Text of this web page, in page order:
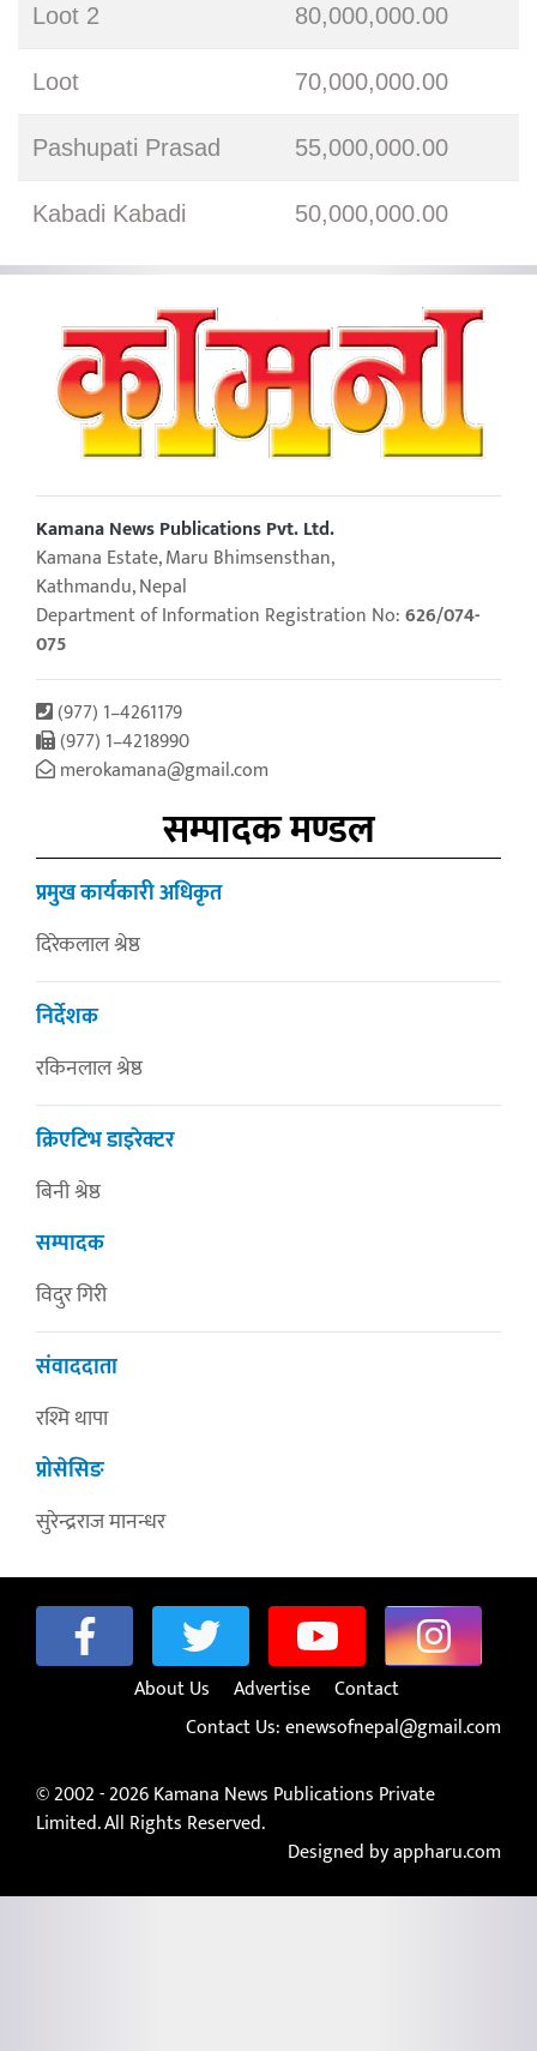
Loot 2 80,000,000.00
Loot 70,000,000.00
Pashupati Prasad 55,000,000.00
Kabadi Kabadi 50,000,000.00
Kamana News Publications Pvt. Ltd.
Kamana Estate, Maru Bhimsensthan,
Kathmandu, Nepal
Department of Information Registration No:626/074-
075
(977) 1–4261179
(977) 1–4218990
merokamana@gmail.com
सम्पादक मण्डल
प्रमुख कार्यकारी अधिकृत
दिरेकलाल श्रेष्ठ
निर्देशक
रकिनलाल श्रेष्ठ
क्रिएटिभ डाइरेक्टर
बिनी श्रेष्ठ
सम्पादक
विदुर गिरी
संवाददाता
रश्मि थापा
प्रोसेसिङ
सुरेन्द्रराज मानन्धर
About Us Advertise
Contact
Contact Us:enewsofnepal@gmail.com
© 2002 - 2026 Kamana News Publications Private
Limited. All Rights Reserved.
Designed by appharu.com